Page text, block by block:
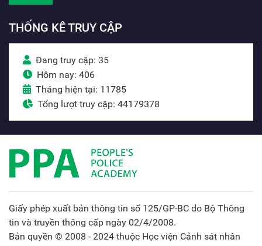
THỐNG KÊ TRUY CẬP
Đang truy cập: 35
Hôm nay: 406
Tháng hiện tại: 11785
Tổng lượt truy cập: 44179378
Giấy phép xuất bản thông tin số 125/GP-BC do Bộ Thông
tin và truyền thông cấp ngày 02/4/2008.
Bản quyền © 2008 - 2024 thuộc Học viện Cảnh sát nhân